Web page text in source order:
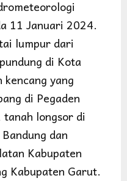
11 Januari 2024.
lumpur dari
di Kota
kencang yang
di Pegaden
longsor di
dan
Kabupaten
Kabupaten Garut.